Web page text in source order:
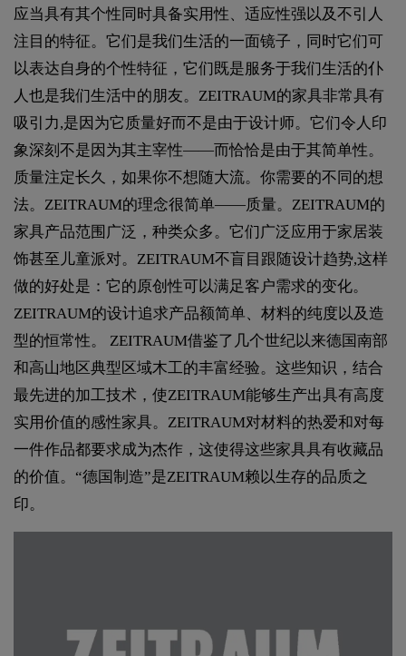
应当具有其个性同时具备实用性、适应性强以及不引人
注目的特征。它们是我们生活的一面镜子，同时它们可
以表达自身的个性特征，它们既是服务于我们生活的仆
人也是我们生活中的朋友。ZEITRAUM的家具非常具有
吸引力,是因为它质量好而不是由于设计师。它们令人印
象深刻不是因为其主宰性——而恰恰是由于其简单性。
质量注定长久，如果你不想随大流。你需要的不同的想
法。ZEITRAUM的理念很简单——质量。ZEITRAUM的
家具产品范围广泛，种类众多。它们广泛应用于家居装
饰甚至儿童派对。ZEITRAUM不盲目跟随设计趋势,这样
做的好处是：它的原创性可以满足客户需求的变化。
ZEITRAUM的设计追求产品额简单、材料的纯度以及造
型的恒常性。 ZEITRAUM借鉴了几个世纪以来德国南部
和高山地区典型区域木工的丰富经验。这些知识，结合
最先进的加工技术，使ZEITRAUM能够生产出具有高度
实用价值的感性家具。ZEITRAUM对材料的热爱和对每
一件作品都要求成为杰作，这使得这些家具具有收藏品
的价值。“德国制造”是ZEITRAUM赖以生存的品质之
印。